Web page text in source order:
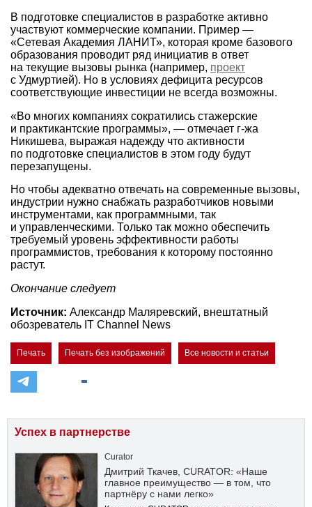
В подготовке специалистов в разработке активно
участвуют коммерческие компании. Пример —
«Сетевая Академия ЛАНИТ», которая кроме базового
образования проводит ряд инициатив в ответ
на текущие вызовы рынка (например, проект
с Удмуртией). Но в условиях дефицита ресурсов
соответствующие инвестиции не всегда возможны.
«Во многих компаниях сократились стажерские
и практикантские программы», — отмечает г-жа
Никишева, выражая надежду что активности
по подготовке специалистов в этом году будут
перезапущены.
Но чтобы адекватно отвечать на современные вызовы,
индустрии нужно снабжать разработчиков новыми
инструментами, как программными, так
и управленческими. Только так можно обеспечить
требуемый уровень эффективности работы
программистов, требования к которому постоянно
растут.
Окончание следует
Источник: Александр Маляревский, внештатный
обозреватель IT Channel News
Печать Печать без изображений Все новости и статьи
Успех в партнерстве
Curator
Дмитрий Ткачев, CURATOR: «Наше
главное преимущество — в том, что
партнёру с нами легко»